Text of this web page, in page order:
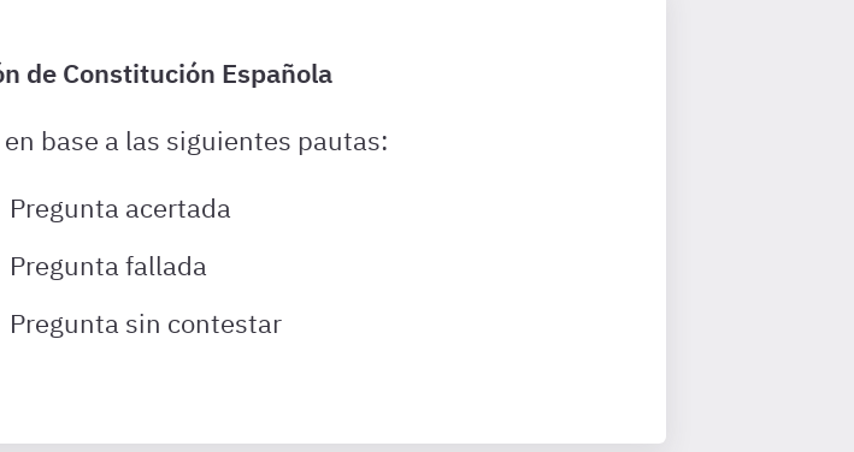
de Constitución Española
base a las siguientes pautas:
Pregunta acertada
Pregunta fallada
Pregunta sin contestar